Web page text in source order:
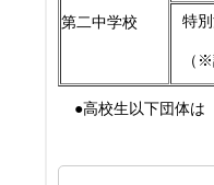
第二中学校 特
（
●高校生以下団体